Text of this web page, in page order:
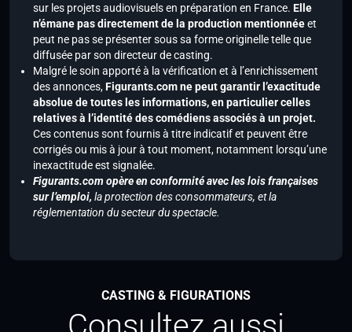
sur les projets audiovisuels en préparation en France. Elle
n’émane pas directement de la production mentionnéeet
peut ne pas se présenter sous sa forme originelle telle que
diffusée par son directeur de casting.
Malgré le soin apporté à la vérification et à l’enrichissement
des annonces,Figurants.com ne peut garantir l’exactitude
absolue de toutes les informations, en particulier celles
relatives à l’identité des comédiens associés à un projet.
Ces contenus sont fournis à titre indicatif et peuvent être
corrigés ou mis à jour à tout moment, notamment lorsqu’une
inexactitude est signalée.
Figurants.com opère en conformité avec les lois françaises
sur l’emploi, la protection des consommateurs, et la
réglementation du secteur du spectacle.
CASTING & FIGURATIONS